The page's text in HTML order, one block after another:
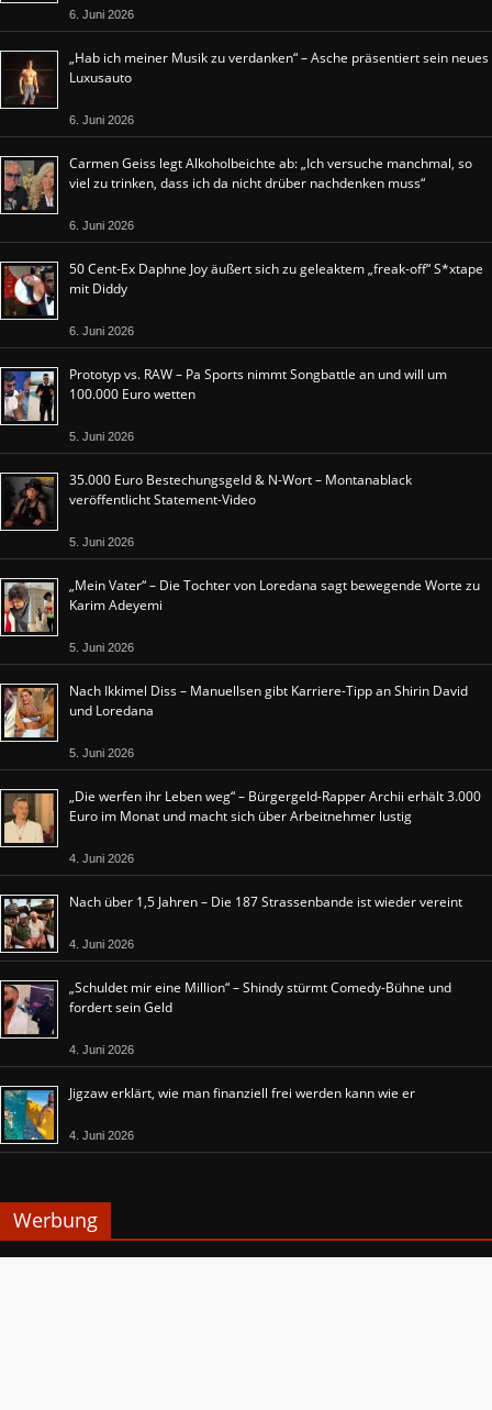
6. Juni 2026
„Hab ich meiner Musik zu verdanken“ – Asche präsentiert sein neues
Luxusauto
6. Juni 2026
Carmen Geiss legt Alkoholbeichte ab: „Ich versuche manchmal, so
viel zu trinken, dass ich da nicht drüber nachdenken muss“
6. Juni 2026
50 Cent-Ex Daphne Joy äußert sich zu geleaktem „freak-off“ S*xtape
mit Diddy
6. Juni 2026
Prototyp vs. RAW – Pa Sports nimmt Songbattle an und will um
100.000 Euro wetten
5. Juni 2026
35.000 Euro Bestechungsgeld & N-Wort – Montanablack
veröffentlicht Statement-Video
5. Juni 2026
„Mein Vater“ – Die Tochter von Loredana sagt bewegende Worte zu
Karim Adeyemi
5. Juni 2026
Nach Ikkimel Diss – Manuellsen gibt Karriere-Tipp an Shirin David
und Loredana
5. Juni 2026
„Die werfen ihr Leben weg“ – Bürgergeld-Rapper Archii erhält 3.000
Euro im Monat und macht sich über Arbeitnehmer lustig
4. Juni 2026
Nach über 1,5 Jahren – Die 187 Strassenbande ist wieder vereint
4. Juni 2026
„Schuldet mir eine Million“ – Shindy stürmt Comedy-Bühne und
fordert sein Geld
4. Juni 2026
Jigzaw erklärt, wie man finanziell frei werden kann wie er
4. Juni 2026
Werbung